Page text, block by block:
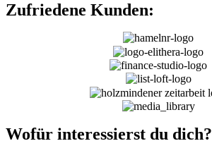
Zufriedene Kunden:
Wofür interessierst du dich?